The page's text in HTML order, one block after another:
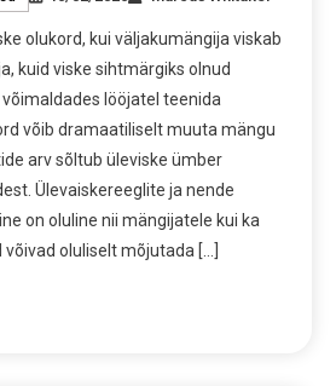
olukord, kui väljakumängija viskab
kuid viske sihtmärgiks olnud
lööjatel teenida
võib dramaatiliselt muuta mängu
arv sõltub üleviske ümber
Ülevaiskereeglite ja nende
on oluline nii mängijatele kui ka
oluliselt mõjutada […]